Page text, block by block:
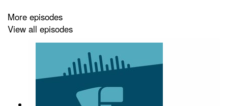
melde deg på konferansen på Forbrukerrådets nettsted.
I studio hører du Guro Sollien Eriksrud, fagsjef for
forbrukerøkonomi, og programleder, Helen Mehammer.
More episodes
View all episodes